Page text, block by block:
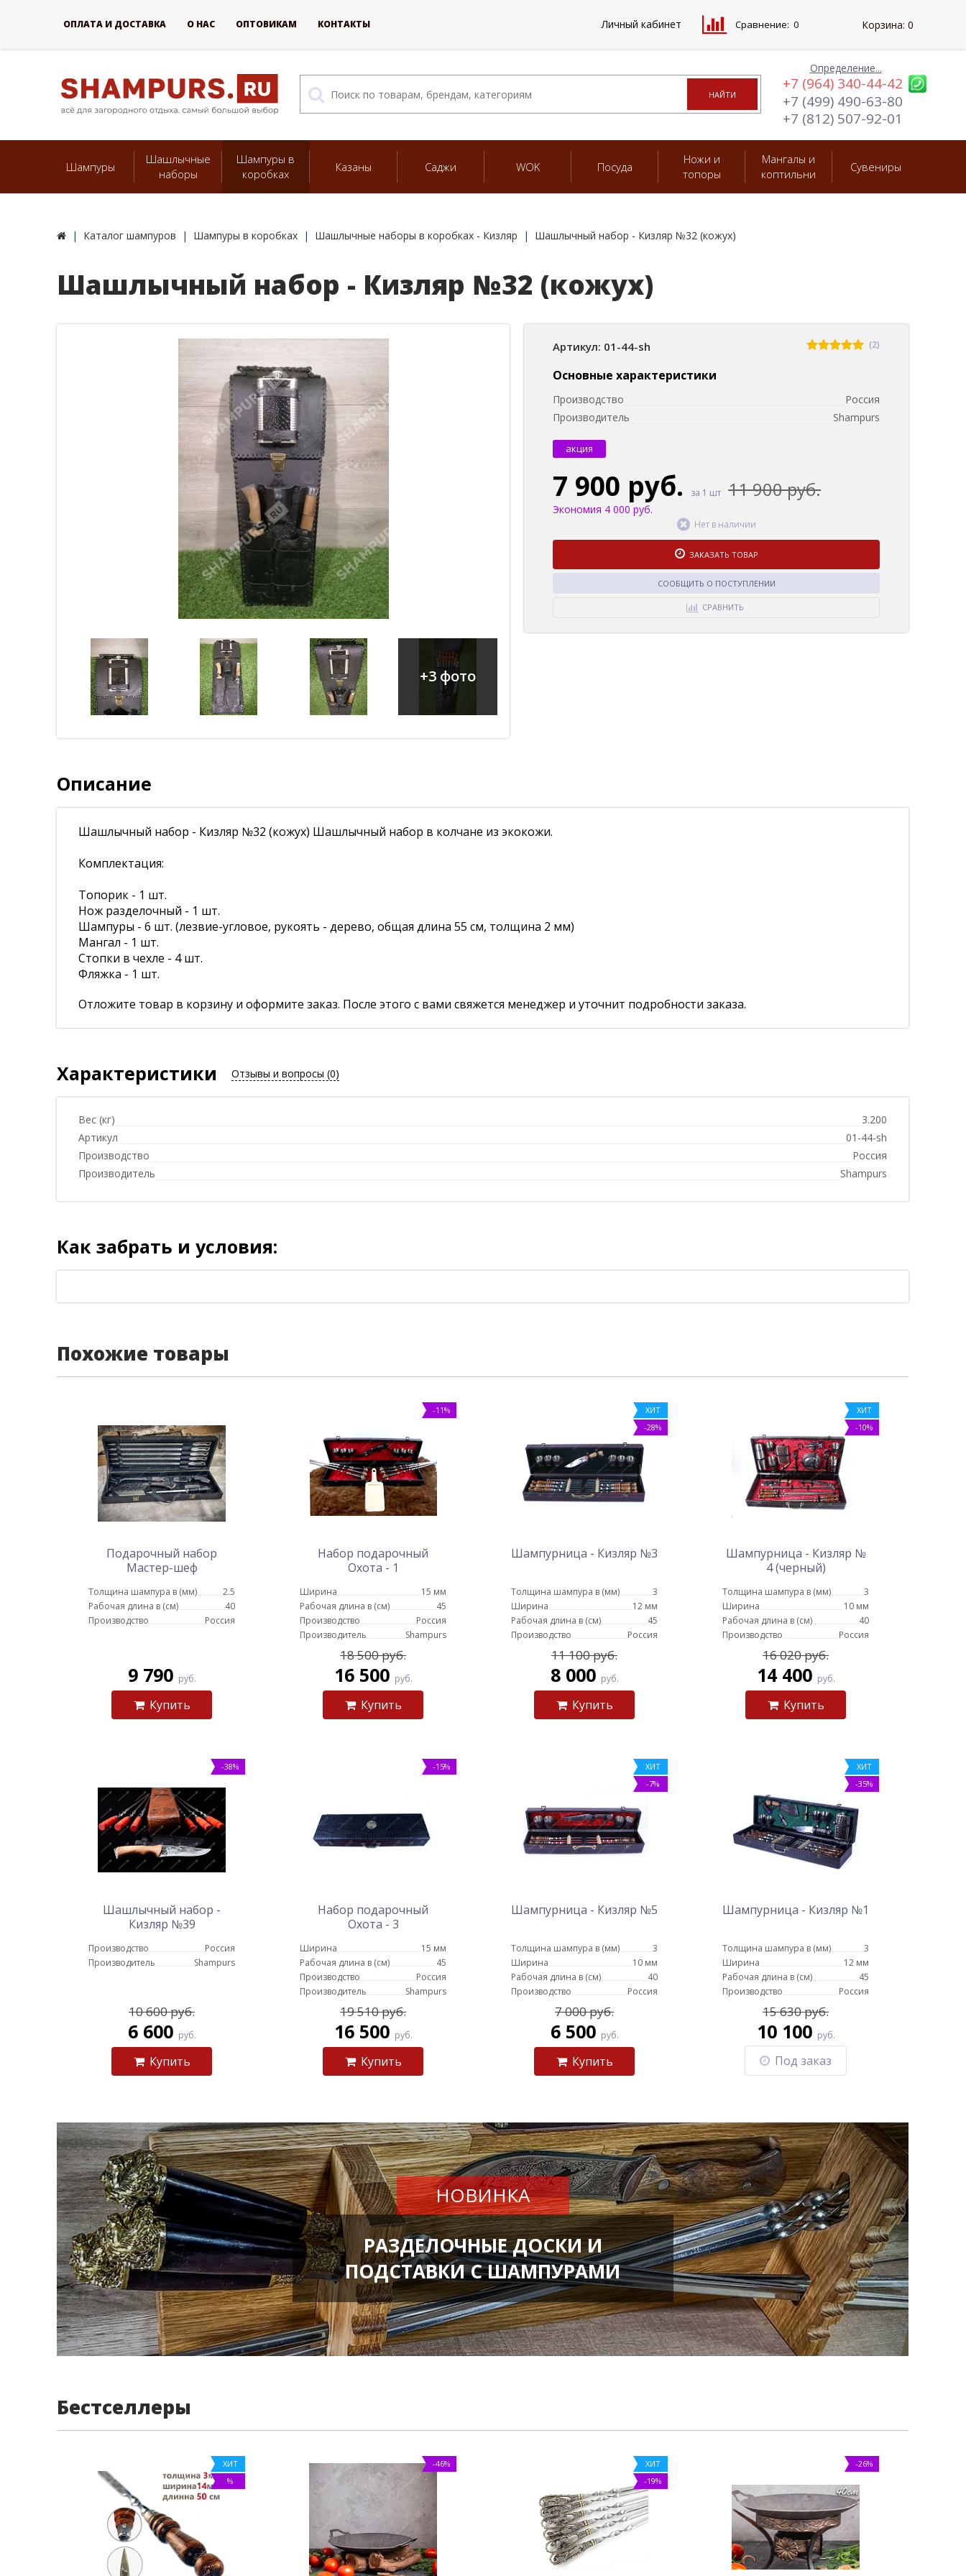
Определение...
+7 (964) 340-44-42
+7 (499) 490-63-80
+7 (812) 507-92-01
Шампуры
Шашлычные
наборы
Шампуры в
коробках
Казаны Саджи WOK Посуда
Ножи и
топоры
Мангалы и
коптильни
Сувениры
Каталог шампуров Шампуры в коробках Шашлычные наборы в коробках - Кизляр Шашлычный набор - Кизляр №32 (кожух)
Шашлычный набор - Кизляр №32 (кожух)
+3 фото
Артикул: 01-44-sh (2)
Основные характеристики
Производство
Россия
Производитель
Shampurs
акция
7 900 руб. за 1 шт 11 900 руб.
Экономия 4 000 руб.
Нет в наличии
ЗАКАЗАТЬ ТОВАР
СООБЩИТЬ О ПОСТУПЛЕНИИ
СРАВНИТЬ
Описание
Шашлычный набор - Кизляр №32 (кожух) Шашлычный набор в колчане из экокожи.
Комплектация:
Топорик - 1 шт.
Нож разделочный - 1 шт.
Шампуры - 6 шт. (лезвие-угловое, рукоять - дерево, общая длина 55 см, толщина 2 мм)
Мангал - 1 шт.
Стопки в чехле - 4 шт.
Фляжка - 1 шт.
Отложите товар в корзину и оформите заказ. После этого с вами свяжется менеджер и уточнит подробности заказа.
Характеристики Отзывы и вопросы (0)
Вес (кг)
3.200
Артикул
01-44-sh
Производство
Россия
Производитель
Shampurs
Как забрать и условия:
Похожие товары
Подарочный набор
Мастер-шеф
Толщина шампура в (мм)
2.5
Рабочая длина в (см)
40
Производство
Россия
9 790 руб.
Купить
-11%
Набор подарочный
Охота - 1
Ширина
15 мм
Рабочая длина в (см)
45
Производство
Россия
Производитель
Shampurs
18 500 руб.
16 500 руб.
Купить
ХИТ
-28%
Шампурница - Кизляр №3
Толщина шампура в (мм)
3
Ширина
12 мм
Рабочая длина в (см)
45
Производство
Россия
11 100 руб.
8 000 руб.
Купить
ХИТ
-10%
Шампурница - Кизляр №
4 (черный)
Толщина шампура в (мм)
3
Ширина
10 мм
Рабочая длина в (см)
40
Производство
Россия
16 020 руб.
14 400 руб.
Купить
-38%
Шашлычный набор -
Кизляр №39
Производство
Россия
Производитель
Shampurs
10 600 руб.
6 600 руб.
Купить
-15%
Набор подарочный
Охота - 3
Ширина
15 мм
Рабочая длина в (см)
45
Производство
Россия
Производитель
Shampurs
19 510 руб.
16 500 руб.
Купить
ХИТ
-7%
Шампурница - Кизляр №5
Толщина шампура в (мм)
3
Ширина
10 мм
Рабочая длина в (см)
40
Производство
Россия
7 000 руб.
6 500 руб.
Купить
ХИТ
-35%
Шампурница - Кизляр №1
Толщина шампура в (мм)
3
Ширина
12 мм
Рабочая длина в (см)
45
Производство
Россия
15 630 руб.
10 100 руб.
Под заказ
НОВИНКА
РАЗДЕЛОЧНЫЕ ДОСКИ И
ПОДСТАВКИ С ШАМПУРАМИ
Бестселлеры
ХИТ
%
-46%
ХИТ
-19%
-26%
ОПЛАТА И ДОСТАВКА О НАС ОПТОВИКАМ КОНТАКТЫ Личный кабинет Сравнение: 0 Корзина: 0